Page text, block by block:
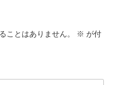
ことはありません。 ※ が付